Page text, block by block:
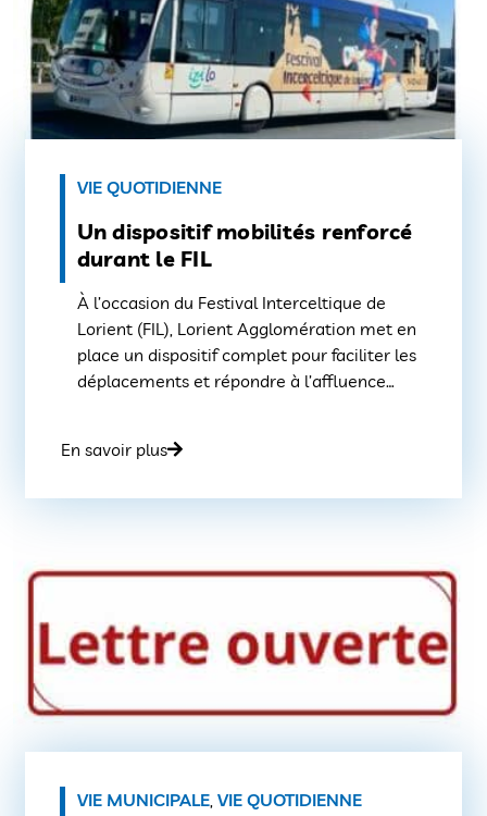
VIE QUOTIDIENNE
Un dispositif mobilités renforcé
durant le FIL
À l’occasion du Festival Interceltique de
Lorient (FIL), Lorient Agglomération met en
place un dispositif complet pour faciliter les
déplacements et répondre à l’affluence
fonctionnement pour garantir un accès
En savoir plus
VIE MUNICIPALE, VIE QUOTIDIENNE